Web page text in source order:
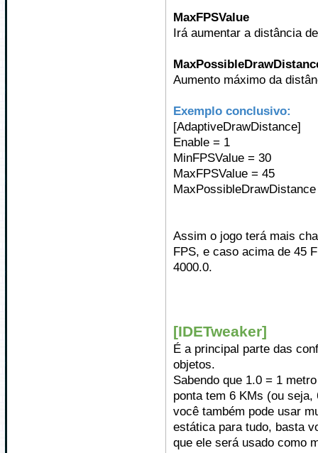
MaxFPSValue
Irá aumentar a distância
Aumento máximo da
Exemplo conclusivo:
[AdaptiveDrawDistance]
Enable = 1
MinFPSValue = 30
MaxFPSValue = 45
Assim o jogo terá mais
FPS, e caso acima de 45
4000.0.
[IDETweaker]
É a principal parte das
objetos.
Sabendo que 1.0 = 1
ponta tem 6 KMs (ou
você também pode usar
estática para tudo, basta
que ele será usado como